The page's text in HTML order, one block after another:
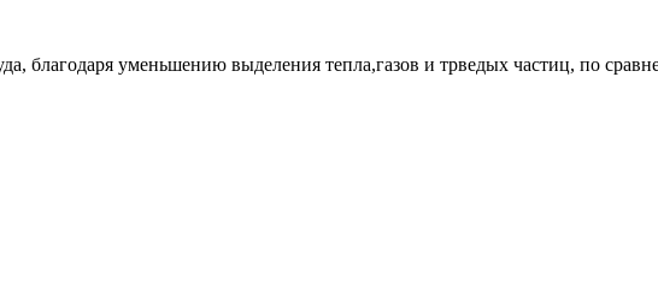
благодаря уменьшению выделения тепла,газов и трведых частиц, по